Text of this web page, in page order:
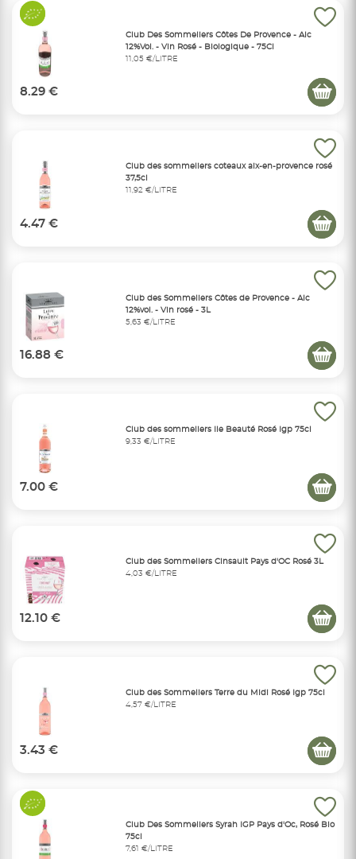
Club Des Sommeliers Côtes De Provence - Alc
12%Vol. - Vin Rosé - Biologique - 75Cl
11,05 €/LITRE
8.29 €
Club des sommeliers coteaux aix-en-provence rosé
37,5cl
11,92 €/LITRE
4.47 €
Club des Sommeliers Côtes de Provence - Alc
12%vol. - Vin rosé - 3L
5,63 €/LITRE
16.88 €
Club des sommeliers Ile Beauté Rosé Igp 75cl
9,33 €/LITRE
7.00 €
Club des Sommeliers Cinsault Pays d'OC Rosé 3L
4,03 €/LITRE
12.10 €
Club des Sommeliers Terre du Midi Rosé Igp 75cl
4,57 €/LITRE
3.43 €
Club Des Sommeliers Syrah IGP Pays d'Oc, Rosé Bio
75cl
7,61 €/LITRE